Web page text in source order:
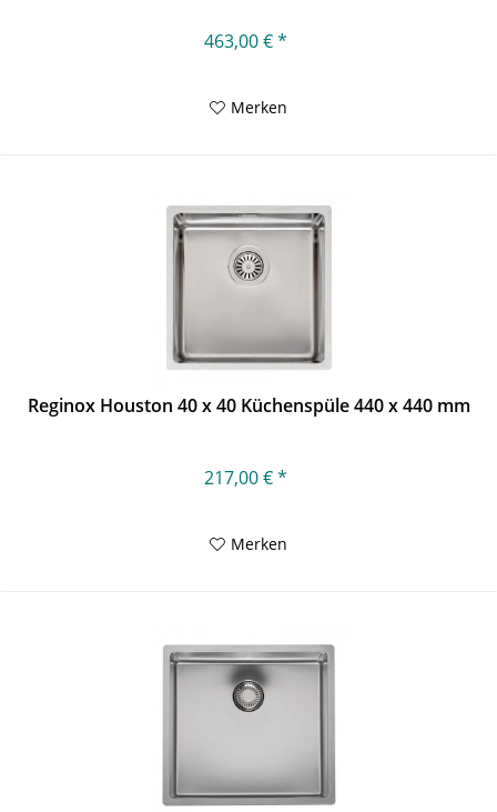
463,00 € *
Merken
Reginox Houston 40 x 40 Küchenspüle 440 x 440 mm
217,00 € *
Merken